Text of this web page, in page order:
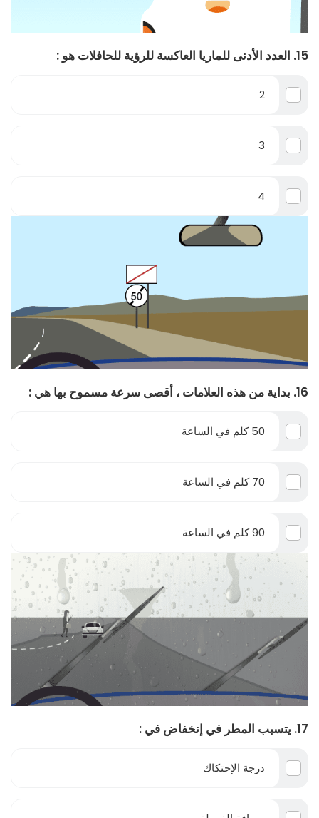
15. العدد الأدنى للماريا العاكسة للرؤية للحافلات هو :
2
3
4
16. بداية من هذه العلامات ، أقصى سرعة مسموح بها هي :
50 كلم في الساعة
70 كلم في الساعة
90 كلم في الساعة
17. يتسبب المطر في إنخفاض في :
درجة الإحتكاك